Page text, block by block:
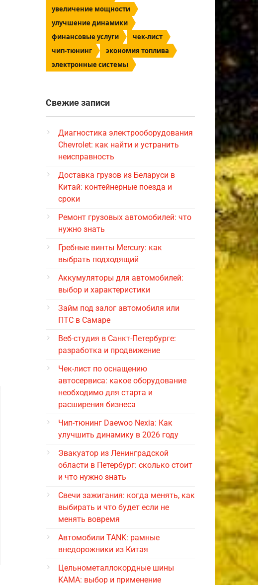
увеличение мощности
улучшение динамики
финансовые услуги
чек-лист
чип-тюнинг
экономия топлива
электронные системы
Свежие записи
Диагностика электрооборудования
Chevrolet: как найти и устранить
неисправность
Доставка грузов из Беларуси в
Китай: контейнерные поезда и
сроки
Ремонт грузовых автомобилей: что
нужно знать
Гребные винты Mercury: как
выбрать подходящий
Аккумуляторы для автомобилей:
выбор и характеристики
Займ под залог автомобиля или
ПТС в Самаре
Веб-студия в Санкт-Петербурге:
разработка и продвижение
Чек-лист по оснащению
автосервиса: какое оборудование
необходимо для старта и
расширения бизнеса
Чип-тюнинг Daewoo Nexia: Как
улучшить динамику в 2026 году
Эвакуатор из Ленинградской
области в Петербург: сколько стоит
и что нужно знать
Свечи зажигания: когда менять, как
выбирать и что будет если не
менять вовремя
Автомобили TANK: рамные
внедорожники из Китая
Цельнометаллокордные шины
КАМА: выбор и применение